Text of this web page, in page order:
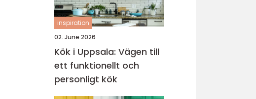
inspiration
02. June 2026
Kök i Uppsala: Vägen till
ett funktionellt och
personligt kök